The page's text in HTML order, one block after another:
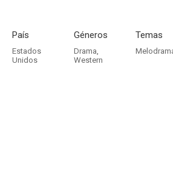
País
Estados
Unidos
Géneros
Drama,
Western
Temas